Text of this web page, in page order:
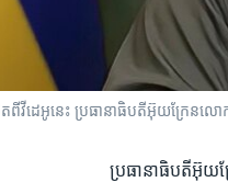
ពី​វីដេអូ​នេះ ប្រធានាធិបតី​អ៊ុយក្រែន​លោ
ប្រធានាធិបតី​អ៊ុយក្